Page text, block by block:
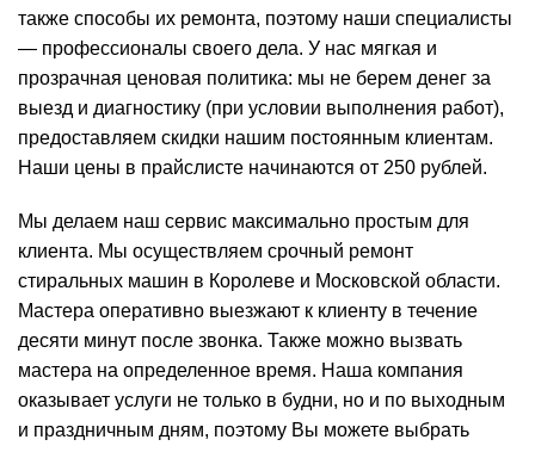
также способы их ремонта, поэтому наши специалисты
— профессионалы своего дела. У нас мягкая и
прозрачная ценовая политика: мы не берем денег за
выезд и диагностику (при условии выполнения работ),
предоставляем скидки нашим постоянным клиентам.
Наши цены в прайслисте начинаются от 250 рублей.
Мы делаем наш сервис максимально простым для
клиента. Мы осуществляем срочный ремонт
стиральных машин в Королеве и Московской области.
Мастера оперативно выезжают к клиенту в течение
десяти минут после звонка. Также можно вызвать
мастера на определенное время. Наша компания
оказывает услуги не только в будни, но и по выходным
и праздничным дням, поэтому Вы можете выбрать